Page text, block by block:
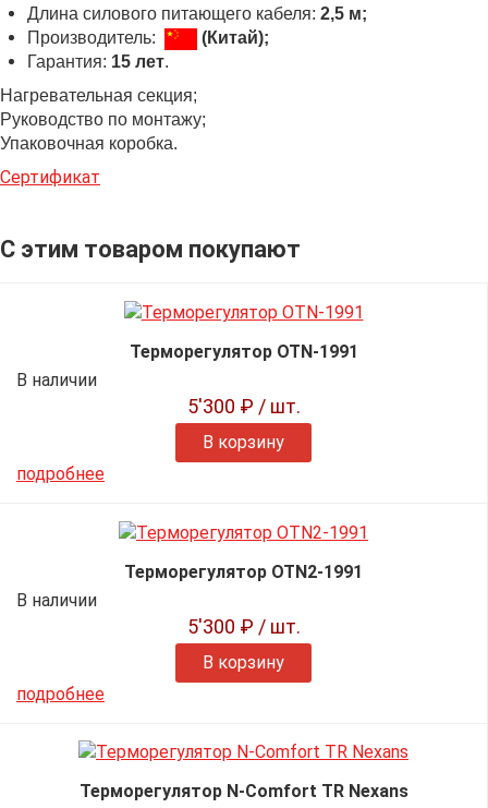
Длина силового питающего кабеля: 2,5 м;
Производитель:
(Китай);
Гарантия: 15 лет.
Нагревательная секция;
Руководство по монтажу;
Упаковочная коробка.
Сертификат
С этим товаром покупают
Терморегулятор OTN-1991
В наличии
5'300 ₽ / шт.
В корзину
подробнее
Терморегулятор OTN2-1991
В наличии
5'300 ₽ / шт.
В корзину
подробнее
Терморегулятор N-Comfort TR Nexans